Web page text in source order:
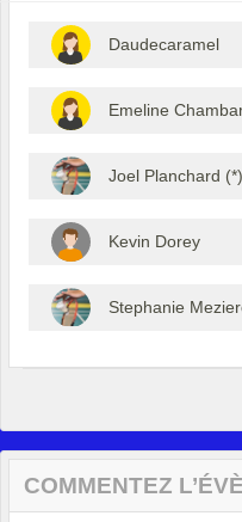
Daudecaramel
Emeline
Joel Planchard (*)
Kevin Dorey
Stephanie
COMMENTEZ